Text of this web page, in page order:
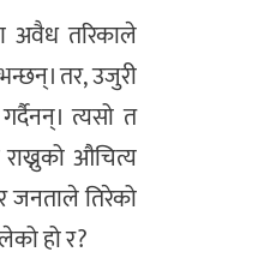
अवैध तरिकाले
तर, उजुरी
त्यसो त
औचित्य
जनताले तिरेको
हो र?